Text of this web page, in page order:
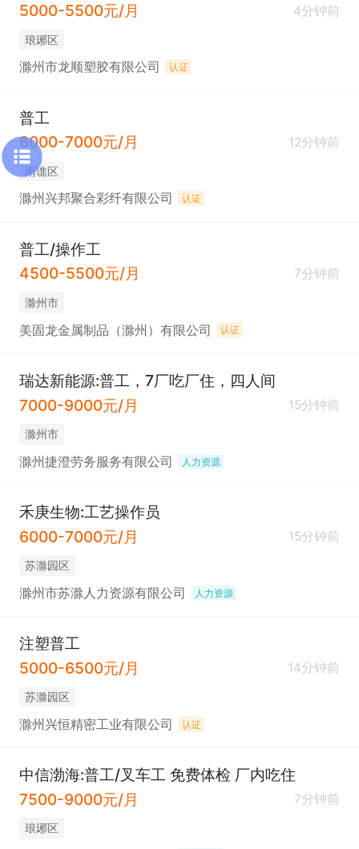
5000-5500元/月
4分钟前
琅琊区
滁州市龙顺塑胶有限公司 认证
普工
6000-7000元/月
12分钟前
南谯区
滁州兴邦聚合彩纤有限公司 认证
普工/操作工
4500-5500元/月
7分钟前
滁州市
美固龙金属制品（滁州）有限公司 认证
瑞达新能源:普工，7厂吃厂住，四人间
7000-9000元/月
15分钟前
滁州市
滁州捷澄劳务服务有限公司 人力资源
禾庚生物:工艺操作员
6000-7000元/月
15分钟前
苏滁园区
滁州市苏滁人力资源有限公司 人力资源
注塑普工
5000-6500元/月
14分钟前
苏滁园区
滁州兴恒精密工业有限公司 认证
中信渤海:普工/叉车工 免费体检 厂内吃住
7500-9000元/月
7分钟前
琅琊区